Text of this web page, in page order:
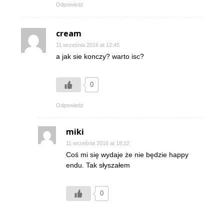
Odpowiedz
cream
11 września 2016 at 12:45
a jak sie konczy? warto isc?
0
Odpowiedz
miki
11 września 2016 at 18:22
Coś mi się wydaje że nie będzie happy
endu. Tak słyszałem
0